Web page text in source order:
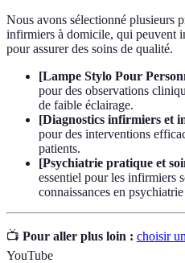
Nous avons sélectionné plusieurs
infirmiers à domicile, qui peuvent
pour assurer des soins de qualité.
[Lampe Stylo Pour
pour des observations
de faible éclairage.
[Diagnostics infirmiers et
pour des interventions
patients.
[Psychiatrie pratique et
essentiel pour les infirmiers
connaissances en
📺 Pour aller plus loin : choisir
YouTube